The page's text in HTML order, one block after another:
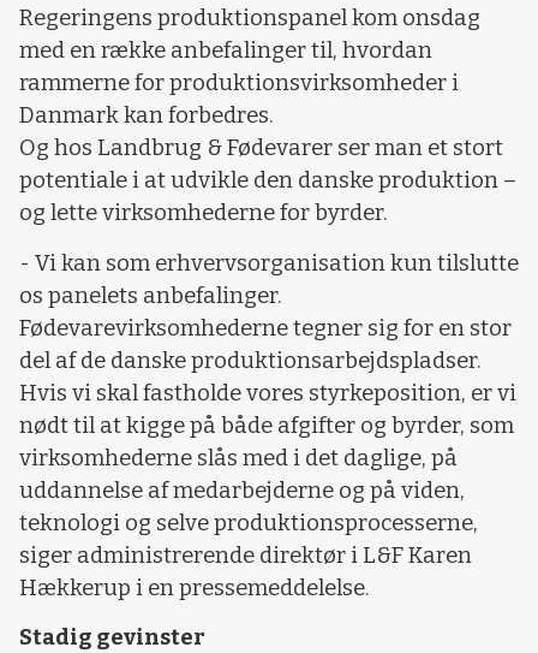
Regeringens produktionspanel kom onsdag
med en række anbefalinger til, hvordan
rammerne for produktionsvirksomheder i
Danmark kan forbedres.
Og hos Landbrug & Fødevarer ser man et stort
potentiale i at udvikle den danske produktion –
og lette virksomhederne for byrder.
- Vi kan som erhvervsorganisation kun tilslutte
os panelets anbefalinger.
Fødevarevirksomhederne tegner sig for en stor
del af de danske produktionsarbejdspladser.
Hvis vi skal fastholde vores styrkeposition, er vi
nødt til at kigge på både afgifter og byrder, som
virksomhederne slås med i det daglige, på
uddannelse af medarbejderne og på viden,
teknologi og selve produktionsprocesserne,
siger administrerende direktør i L&F Karen
Hækkerup i en pressemeddelelse.
Stadig gevinster